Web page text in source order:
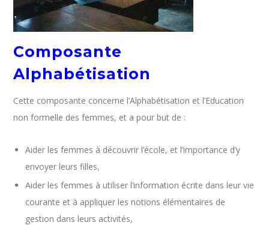
Composante
Alphabétisation
Cette composante concerne l’Alphabétisation et l’Education
non formelle des femmes, et a pour but de :
Aider les femmes à découvrir l’école, et l’importance d’y
envoyer leurs filles,
Aider les femmes à utiliser l’information écrite dans leur vie
courante et à appliquer les notions élémentaires de
gestion dans leurs activités,